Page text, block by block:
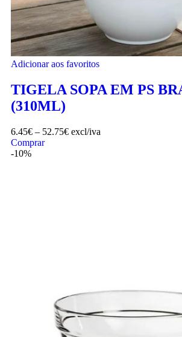
Adicionar aos favoritos
TIGELA SOPA EM PS
(310ML)
6.45€ – 52.75€ excl/iva
Comprar
-10%